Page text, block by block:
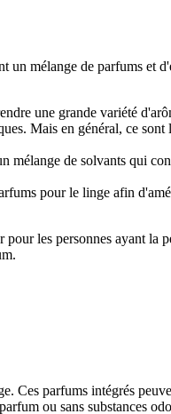
un mélange de parfums et
une grande variété
Mais en général, ce sont
mélange de solvants qui
pour le linge afin
les personnes ayant la
Ces parfums intégrés
ou sans substances